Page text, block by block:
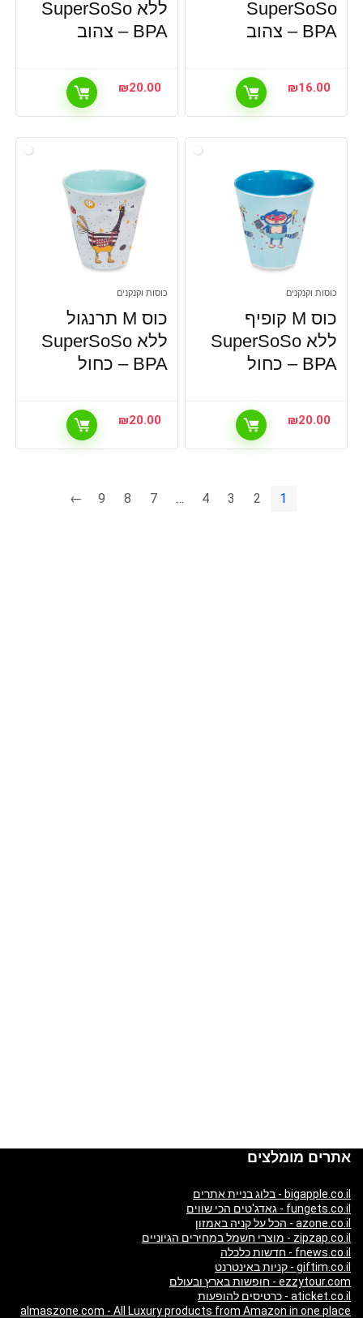
SuperSoSo
BPA – צהוב
₪16.00
ללא SuperSoSo
BPA – צהוב
₪20.00
כוסות וקנקנים
כוס M קופיף
ללא SuperSoSo
BPA – כחול
₪20.00
כוסות וקנקנים
כוס M תרנגול
ללא SuperSoSo
BPA – כחול
₪20.00
1
2
3
4
…
7
8
9
←
אתרים מומלצים
bigapple.co.il - בלוג בניית אתרים
fungets.co.il - גאדג'טים הכי שווים
azone.co.il - הכל על קניה באמזון
zipzap.co.il - מוצרי חשמל במחירים הגיוניים
fnews.co.il - חדשות כלכלה
giftim.co.il - קניות באינטרנט
ezzytour.com - חופשות בארץ ובעולם
aticket.co.il - כרטיסים להופעות
almaszone.com - All Luxury products from Amazon in one place